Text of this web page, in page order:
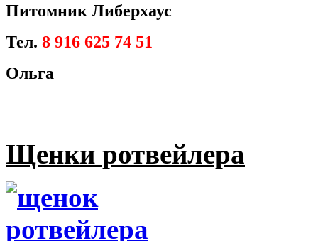
Питомник Либерхаус
Тел. 8 916 625 74 51
Ольга
Щенки ротвейлера